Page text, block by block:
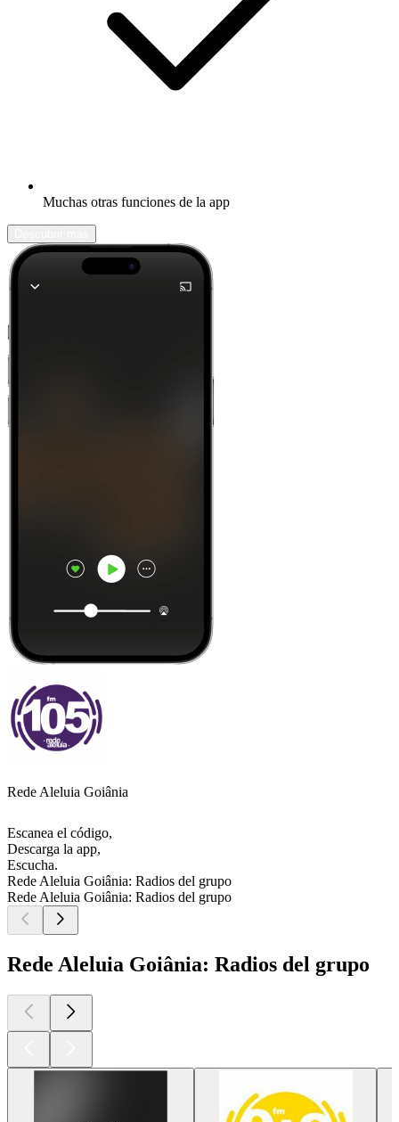
Muchas otras funciones de la app
Rede Aleluia Goiânia
Escanea el código,
Descarga la app,
Escucha.
Rede Aleluia Goiânia: Radios del grupo
Rede Aleluia Goiânia: Radios del grupo
Rede Aleluia Goiânia: Radios del grupo